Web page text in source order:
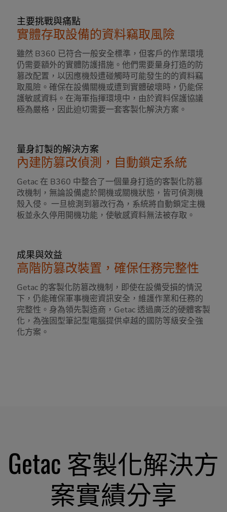
主要挑戰與痛點
實體存取設備的資料竊取風險
雖然 B360 已符合一般安全標準，但客戶的作業環境
仍需要額外的實體防護措施。他們需要量身打造的防
篡改配置，以因應機殼遭碰觸時可能發生的的資料竊
取風險。確保在設備關機或遭到實體破壞時，仍能保
護敏感資料。在海軍指揮環境中，由於資料保護協議
極為嚴格，因此迫切需要一套客製化解決方案。
量身訂製的解決方案
內建防篡改偵測，自動鎖定系統
Getac 在 B360 中整合了一個量身打造的客製化防篡
改機制，無論設備處於開機或關機狀態，皆可偵測機
殼入侵。 一旦檢測到篡改行為，系統將自動鎖定主機
板並永久停用開機功能，使敏感資料無法被存取。
成果與效益
高階防篡改裝置，確保任務完整性
Getac 的客製化防篡改機制，即使在設備受損的情況
下，仍能確保軍事機密資訊安全，維護作業和任務的
完整性。身為領先製造商，Getac 透過廣泛的硬體客製
化，為強固型筆記型電腦提供卓越的國防等級安全強
化方案。
Getac 客製化解決方
案實績分享